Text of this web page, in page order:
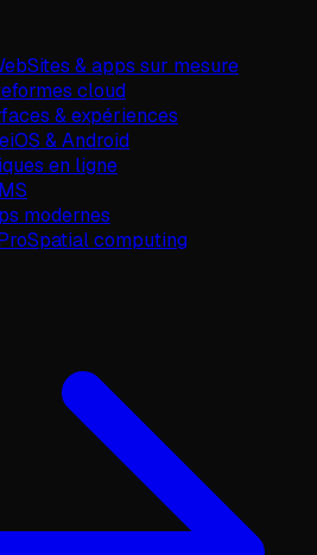
Sites & apps sur mesure
cloud
& expériences
iOS & Android
en ligne
modernes
Spatial computing